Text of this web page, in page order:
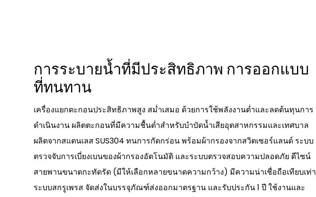
การระบายน้ำที่มีประสิทธิภาพ การออกแบบ
ที่ทนทาน
เครื่องแยกตะกอนประสิทธิภาพสูง สม่ำเสมอ ด้วยการใช้พลังงานต่ำและลดต้นทุนการ
ดำเนินงาน ผลิตตะกอนที่มีความชื้นต่ำสำหรับบำบัดน้ำเสียอุตสาหกรรมและเทศบาล
ผลิตจากสแตนเลส SUS304 ทนการกัดกร่อน พร้อมผ้ากรองจากสวิตเซอร์แลนด์ ระบบ
ตรวจจับการเบี่ยงเบนของผ้ากรองอัตโนมัติ และระบบตรวจสอบความปลอดภัย ดีไซน์
สายพานขนาดกะทัดรัด (มีให้เลือกหลายขนาดความกว้าง) มีความน่าเชื่อถือเทียบเท่า
ระบบสกรูเพรส จัดส่งในบรรจุภัณฑ์ส่งออกมาตรฐาน และรับประกัน 1 ปี ใช้งานและ